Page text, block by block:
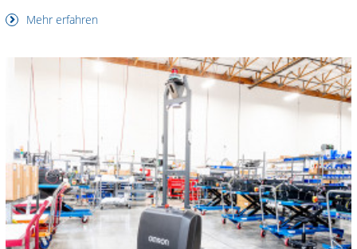
Mehr erfahren